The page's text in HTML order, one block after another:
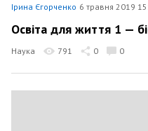
Ірина Єгорченко 6 травня 2019
Освіта для життя 1 —
Наука 791 0 0